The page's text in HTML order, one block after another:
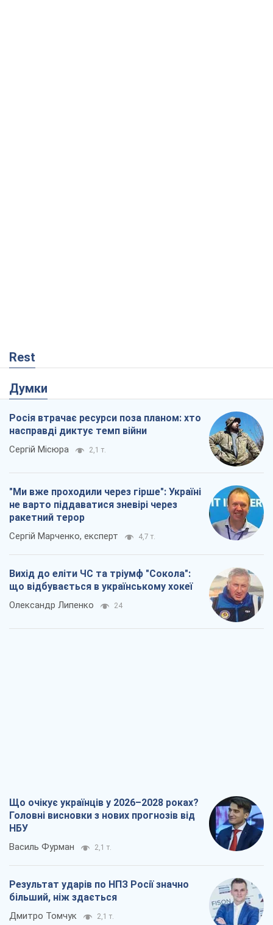
Rest
Думки
Росія втрачає ресурси поза планом: хто
насправді диктує темп війни
Сергій Місюра 2,1 т.
"Ми вже проходили через гірше": Україні
не варто піддаватися зневірі через
ракетний терор
Сергій Марченко, експерт 4,7 т.
Вихід до еліти ЧС та тріумф "Сокола":
що відбувається в українському хокеї
Олександр Липенко 24
Що очікує українців у 2026–2028 роках?
Головні висновки з нових прогнозів від
НБУ
Василь Фурман 2,1 т.
Результат ударів по НПЗ Росії значно
більший, ніж здається
Дмитро Томчук 2,1 т.